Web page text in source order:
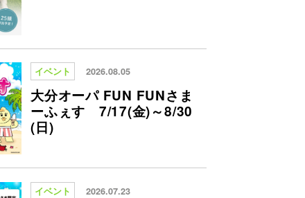
イベント 2026.08.05
大分オーパ FUN FUNさま
ーふぇす 7/17(金)～8/30
(日)
イベント 2026.07.23